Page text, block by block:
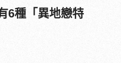
6種「異地戀特